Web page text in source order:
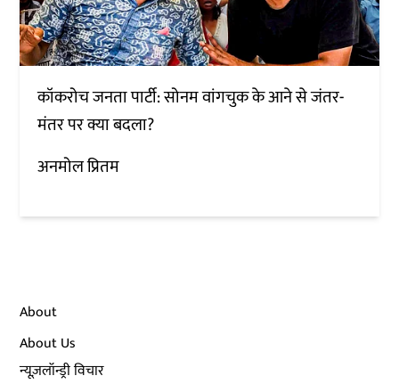
कॉकरोच जनता पार्टी: सोनम वांगचुक के आने से जंतर-
मंतर पर क्या बदला?
अनमोल प्रितम
About
About Us
न्यूज़लॉन्ड्री विचार